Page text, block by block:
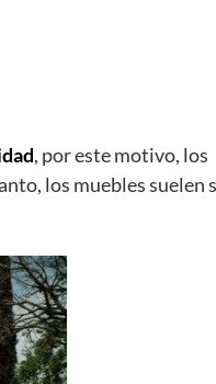
, por este motivo, los
los muebles suelen